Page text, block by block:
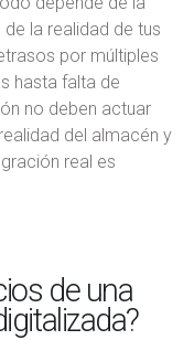
la realidad de tus
por múltiples
hasta falta de
no deben actuar
del almacén y
real es
de una